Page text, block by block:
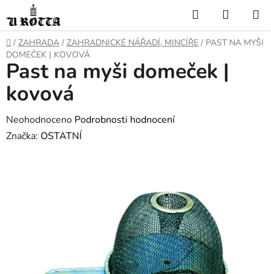
na
obsah
Hledat
KOŠÍK
DOMŮ
/ ZAHRADA / ZAHRADNICKÉ NÁŘADÍ, MINCÍŘE / PAST NA MYŠI
DOMEČEK | KOVOVÁ
Past na myši domeček |
kovová
Průměrné
hodnocení
Neohodnoceno Podrobnosti hodnocení
Značka: OSTATNÍ